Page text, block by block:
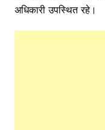
अधिकारी उपस्थित रहे।